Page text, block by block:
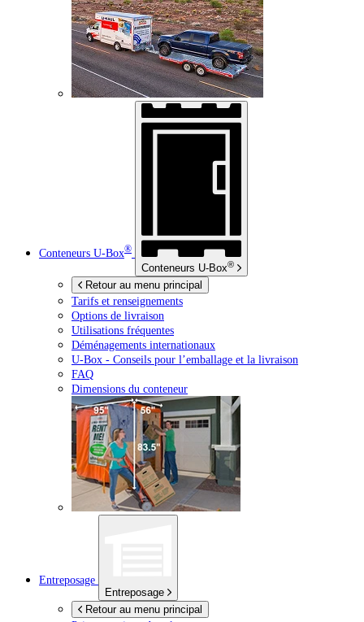
Conteneurs U-Box®
Conteneurs U-Box®
Retour au menu principal
Tarifs et renseignements
Options de livraison
Utilisations fréquentes
Déménagements internationaux
U-Box - Conseils pour l’emballage et la livraison
FAQ
Dimensions du conteneur
Entreposage
Entreposage
Retour au menu principal